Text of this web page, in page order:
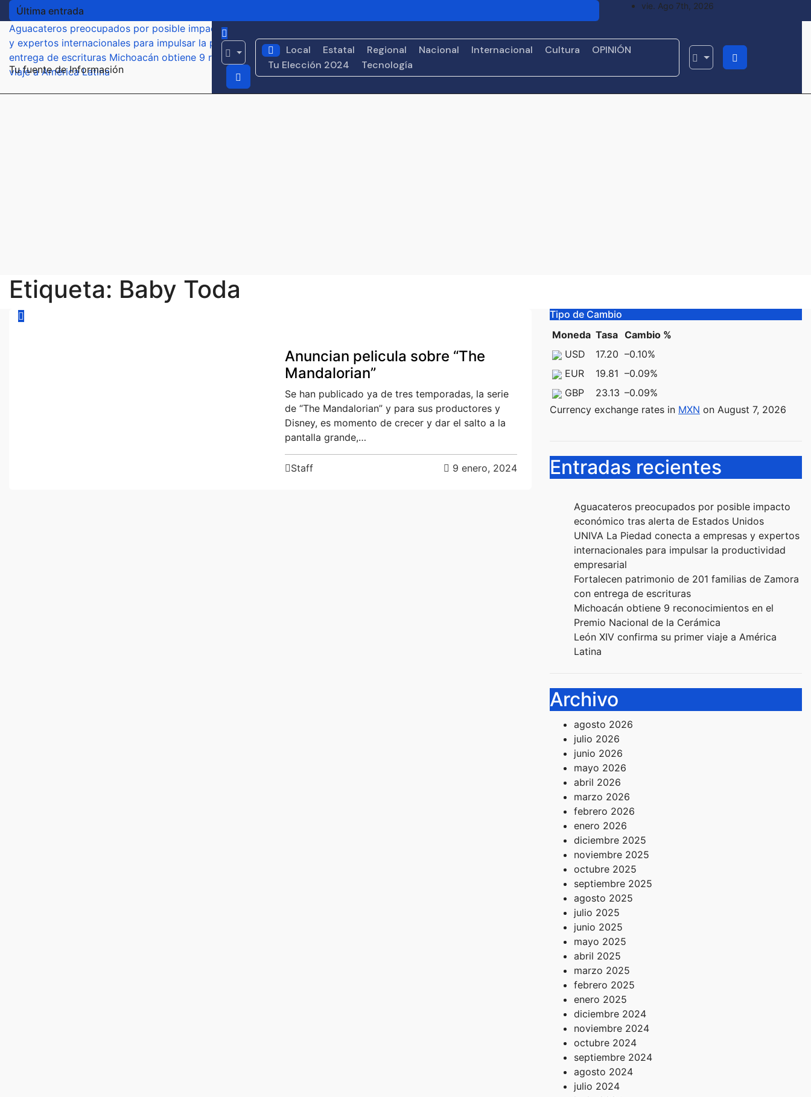
Última entrada
Aguacateros preocupados por posible impacto económico tras alerta de Estados Unidos
y expertos internacionales para impulsar la productividad empresarial Fortalecen patrimonio de 201 familias de Zamora con
entrega de escrituras Michoacán obtiene 9 reconocimientos en el Premio Nacional de la Cerámica
viaje a América Latina
vie. Ago 7th, 2026
Tu fuente de Información
Local Estatal Regional Nacional Internacional Cultura
OPINIÓN
Tu Elección 2024
Tecnología
Etiqueta: Baby Toda
Anuncian pelicula sobre “The
Mandalorian”
9 enero, 2024
Staff
Se han publicado ya de tres temporadas, la serie
de “The Mandalorian” y para sus productores y
Disney, es momento de crecer y dar el salto a la
pantalla grande,…
Tipo de Cambio
Moneda Tasa Cambio %
USD
17.20 –0.10%
EUR
19.81 –0.09%
GBP
23.13 –0.09%
Currency exchange rates in MXN on August 7, 2026
Entradas recientes
Aguacateros preocupados por posible impacto
económico tras alerta de Estados Unidos
UNIVA La Piedad conecta a empresas y expertos
internacionales para impulsar la productividad
empresarial
Fortalecen patrimonio de 201 familias de Zamora
con entrega de escrituras
Michoacán obtiene 9 reconocimientos en el
Premio Nacional de la Cerámica
León XIV confirma su primer viaje a América
Latina
Archivo
agosto 2026
julio 2026
junio 2026
mayo 2026
abril 2026
marzo 2026
febrero 2026
enero 2026
diciembre 2025
noviembre 2025
octubre 2025
septiembre 2025
agosto 2025
julio 2025
junio 2025
mayo 2025
abril 2025
marzo 2025
febrero 2025
enero 2025
diciembre 2024
noviembre 2024
octubre 2024
septiembre 2024
agosto 2024
julio 2024